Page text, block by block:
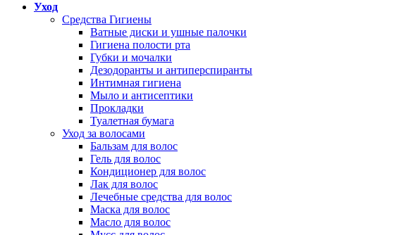
Уход
Средства Гигиены
Ватные диски и ушные палочки
Гигиена полости рта
Губки и мочалки
Дезодоранты и антиперспиранты
Интимная гигиена
Мыло и антисептики
Прокладки
Туалетная бумага
Уход за волосами
Бальзам для волос
Гель для волос
Кондиционер для волос
Лак для волос
Лечебные средства для волос
Маска для волос
Масло для волос